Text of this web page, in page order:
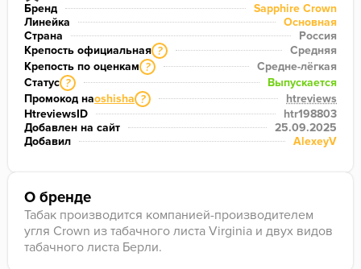
Бренд
Sapphire Crown
Линейка
Основная
Страна
Россия
Крепость официальная ?
Средняя
Крепость по оценкам ?
Средне-лёгкая
Статус ?
Выпускается
Промокод наoshisha ?
htreviews
HtreviewsID
htr198803
Добавлен на сайт
25.09.2025
Добавил
AlexeyV
О бренде
Табак производится компанией-производителем
угля Crown из табачного листа Virginia и двух видов
табачного листа Берли.